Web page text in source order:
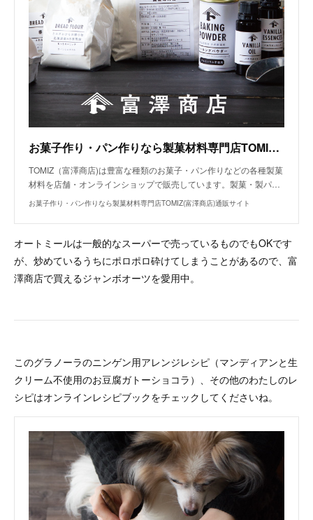
お菓子作り・パン作りなら製菓材料専門店TOMIZ(富澤商店)通販サイト
TOMIZ（富澤商店)は豊富な種類のお菓子・パン作りなどの各種製菓
材料を店舗・オンラインショップで販売しています。製菓・製パ…
お菓子作り・パン作りなら製菓材料専門店TOMIZ(富澤商店)通販サイト
オートミールは一般的なスーパーで売っているものでもOKです
が、炒めているうちにポロポロ砕けてしまうことがあるので、富
澤商店で買えるジャンボオーツを愛用中。
このグラノーラのニンゲン用アレンジレシピ（マンディアンと生
クリーム不使用のお豆腐ガトーショコラ）、その他のわたしのレ
シピはオンラインレシピブックをチェックしてくださいね。